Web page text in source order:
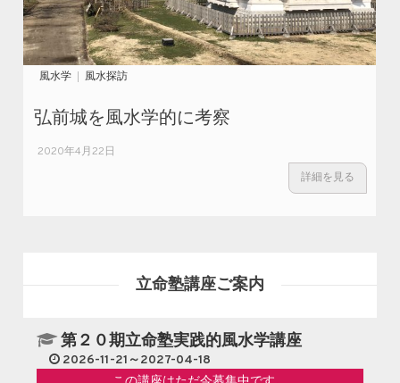
風水学 風水探訪
弘前城を風水学的に考察
2020年4月22日
詳細を見る
立命塾講座ご案内
第２０期立命塾実践的風水学講座
2026-11-21～2027-04-18